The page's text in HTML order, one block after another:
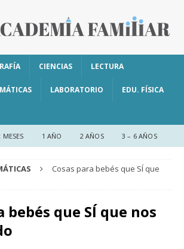
CIENCIAS LECTURA
LABORATORIO EDU. FÍSICA
1 AÑO 2 AÑOS 3 – 6 AÑOS
Cosas para bebés que SÍ que
bebés que SÍ que nos